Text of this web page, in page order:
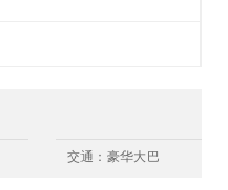
交通：豪华大巴